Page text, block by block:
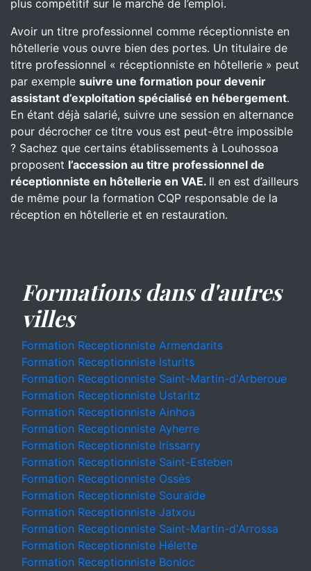
plus compétitif sur le marché de l’emploi.
Avoir un titre professionnel comme réceptionniste en
hôtellerie vous ouvre bien des portes. Un titulaire de
titre professionnel « réceptionniste en hôtellerie » peut
par exemple suivre une formation pour devenir
assistant d’exploitation spécialisé en hébergement.
En étant déjà salarié, suivre une session en alternance
pour décrocher ce titre vous est peut-être impossible
? Sachez que certains établissements à Louhossoa
proposent l’accession au titre professionnel de
réceptionniste en hôtellerie en VAE. Il en est d’ailleurs
de même pour la formation CQP responsable de la
réception en hôtellerie et en restauration.
Formations dans d'autres
villes
Formation Receptionniste Armendarits
Formation Receptionniste Isturits
Formation Receptionniste Saint-Martin-d'Arberoue
Formation Receptionniste Ustaritz
Formation Receptionniste Ainhoa
Formation Receptionniste Ayherre
Formation Receptionniste Irissarry
Formation Receptionniste Saint-Esteben
Formation Receptionniste Ossès
Formation Receptionniste Souraïde
Formation Receptionniste Jatxou
Formation Receptionniste Saint-Martin-d'Arrossa
Formation Receptionniste Hélette
Formation Receptionniste Bonloc